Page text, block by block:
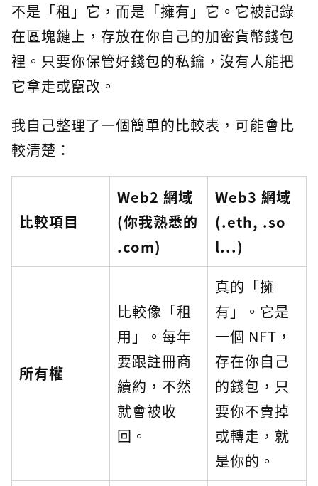
不是「租」它，而是「擁有」它。它被記錄
在區塊鏈上，存放在你自己的加密貨幣錢包
裡。只要你保管好錢包的私鑰，沒有人能把
它拿走或竄改。
我自己整理了一個簡單的比較表，可能會比
較清楚：
比較項目
Web2 網域
(你我熟悉的
.com)
Web3 網域
(.eth, .so
l...)
所有權
比較像「租
用」。每年
要跟註冊商
續約，不然
就會被收
回。
真的「擁
有」。它是
一個 NFT，
存在你自己
的錢包，只
要你不賣掉
或轉走，就
是你的。